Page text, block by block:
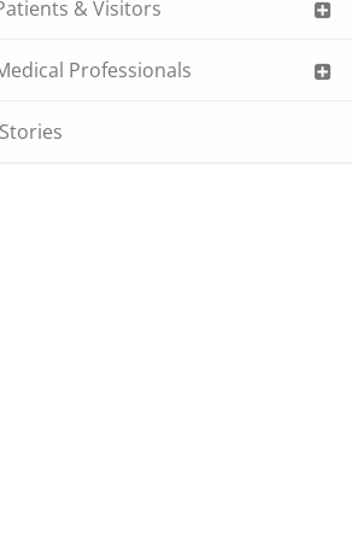
& Visitors
Professionals